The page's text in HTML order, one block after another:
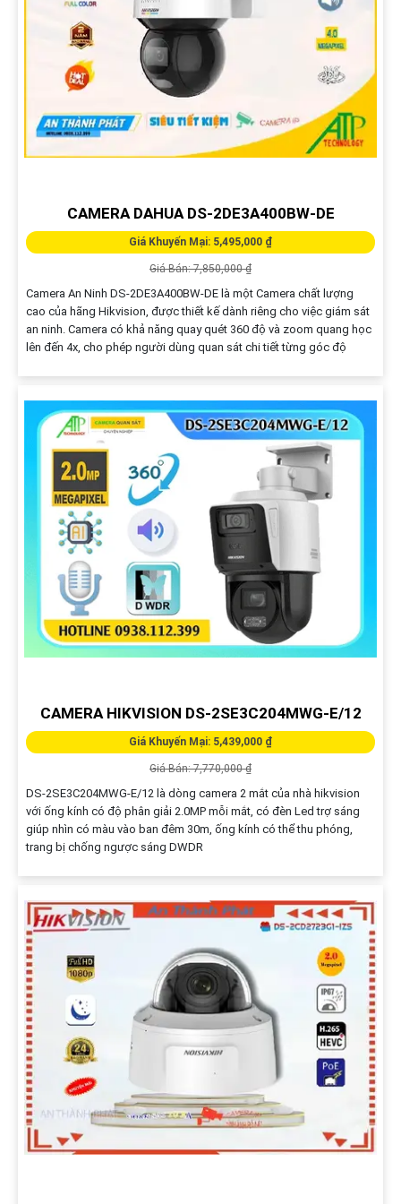
CAMERA DAHUA DS-2DE3A400BW-DE
Giá Khuyến Mại: 5,495,000 ₫
Giá Bán: 7,850,000 ₫
Camera An Ninh DS-2DE3A400BW-DE là một Camera chất lượng
cao của hãng Hikvision, được thiết kế dành riêng cho việc giám sát
an ninh. Camera có khả năng quay quét 360 độ và zoom quang học
lên đến 4x, cho phép người dùng quan sát chi tiết từng góc độ
CAMERA HIKVISION DS-2SE3C204MWG-E/12
Giá Khuyến Mại: 5,439,000 ₫
Giá Bán: 7,770,000 ₫
DS-2SE3C204MWG-E/12 là dòng camera 2 mắt của nhà hikvision
với ống kính có độ phân giải 2.0MP mỗi mắt, có đèn Led trợ sáng
giúp nhìn có màu vào ban đêm 30m, ống kính có thể thu phóng,
trang bị chống ngược sáng DWDR